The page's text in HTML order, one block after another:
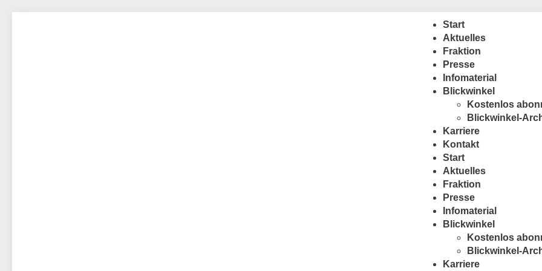
Start
Aktuelles
Fraktion
Presse
Infomaterial
Blickwinkel
Kostenlos
Blickwinkel-
Karriere
Kontakt
Start
Aktuelles
Fraktion
Presse
Infomaterial
Blickwinkel
Kostenlos
Blickwinkel-
Karriere